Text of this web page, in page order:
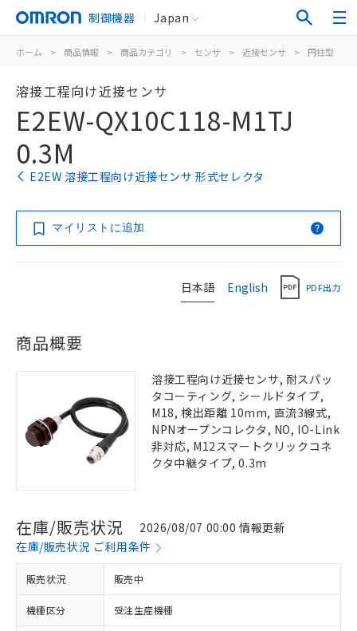
制御機器 Japan
ホーム > 商品情報 > 商品カテゴリ > センサ > 近接センサ > 円柱型
溶接工程向け近接センサ
E2EW-QX10C118-M1TJ
0.3M
E2EW 溶接工程向け近接センサ 形式セレクタ
マイリストに追加
日本語 English PDF出力
商品概要
溶接工程向け近接センサ, 耐スパッ
タコーティング, シールドタイプ,
M18, 検出距離 10mm, 直流3線式,
NPNオープンコレクタ, NO, IO-Link
非対応, M12スマートクリックコネ
クタ中継タイプ, 0.3m
在庫/販売状況
2026/08/07 00:00 情報更新
在庫/販売状況 ご利用条件
販売状況 販売中
機種区分 受注生産機種